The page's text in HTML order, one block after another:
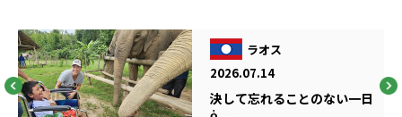
ラオス
2026.07.14
決して忘れることのない一日